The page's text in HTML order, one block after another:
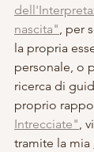
nascita", per
la propria
personale, o
ricerca di
proprio
Intrecciate",
tramite la mia